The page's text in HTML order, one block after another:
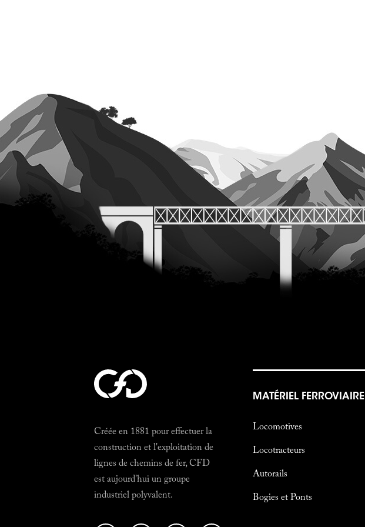
Créée en 1881 pour effectuer la
construction et l'exploitation de
lignes de chemins de fer, CFD
est aujourd'hui un groupe
industriel polyvalent.
MATÉRIEL FERROVIAIRE
Locomotives
Locotracteurs
Autorails
Bogies et Ponts